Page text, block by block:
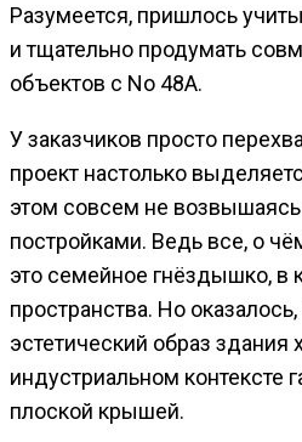
Разумеется, пришлось
и тщательно продумать
объектов с No 48A.
У заказчиков просто
проект настолько
этом совсем не
постройками. Ведь все, о
это семейное гнёздышко, в
пространства. Но
эстетический образ
индустриальном контексте
плоской крышей.